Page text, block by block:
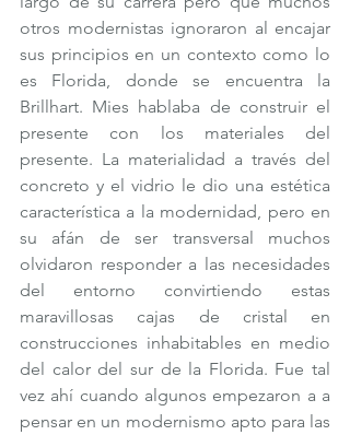
otros modernistas ignoraron al encajar
sus principios en un contexto como lo
es Florida, donde se encuentra la
Brillhart. Mies hablaba de construir el
presente con los materiales del
presente. La materialidad a través del
concreto y el vidrio le dio una estética
característica a la modernidad, pero en
su afán de ser transversal muchos
olvidaron responder a las necesidades
del entorno convirtiendo estas
maravillosas cajas de cristal en
construcciones inhabitables en medio
del calor del sur de la Florida. Fue tal
vez ahí cuando algunos empezaron a a
pensar en un modernismo apto para las